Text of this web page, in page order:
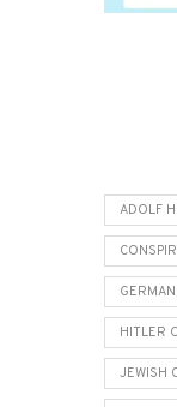
ADOLF
HITLER
JEWISH